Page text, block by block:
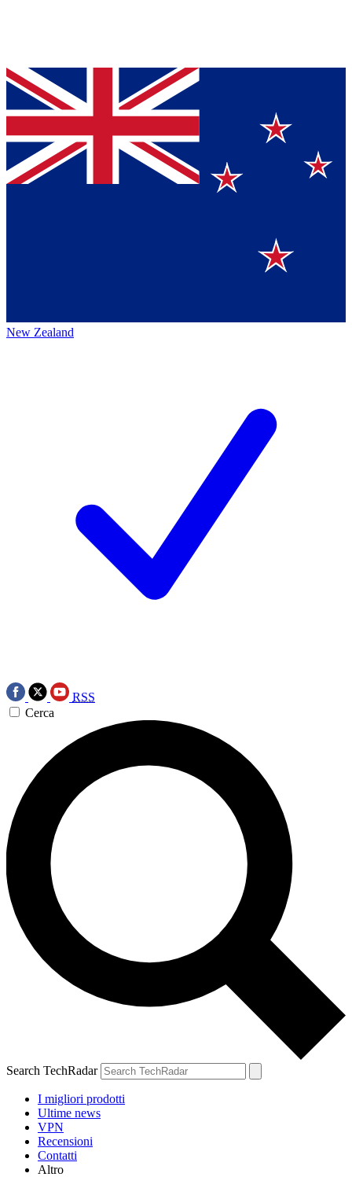
New Zealand
RSS
Cerca
Search TechRadar
I migliori prodotti
Ultime news
VPN
Recensioni
Contatti
Altro